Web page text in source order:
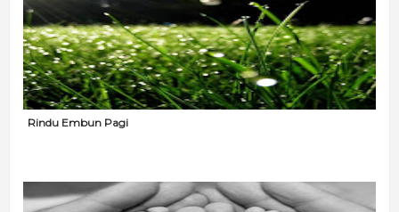
Rindu Embun Pagi